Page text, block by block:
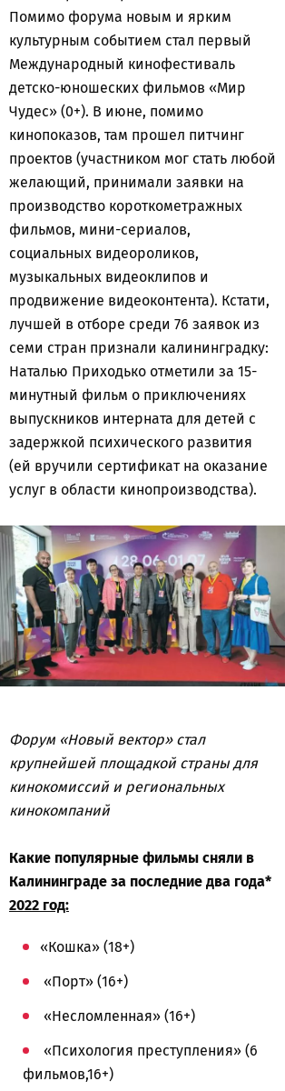
Помимо форума новым и ярким
культурным событием стал первый
Международный кинофестиваль
детско-юношеских фильмов «Мир
Чудес» (0+). В июне, помимо
кинопоказов, там прошел питчинг
проектов (участником мог стать любой
желающий, принимали заявки на
производство короткометражных
фильмов, мини-сериалов,
социальных видеороликов,
музыкальных видеоклипов и
продвижение видеоконтента). Кстати,
лучшей в отборе среди 76 заявок из
семи стран признали калининградку:
Наталью Приходько отметили за 15-
минутный фильм о приключениях
выпускников интерната для детей с
задержкой психического развития
(ей вручили сертификат на оказание
услуг в области кинопроизводства).
Форум «Новый вектор» стал
крупнейшей площадкой страны для
кинокомиссий и региональных
кинокомпаний
Какие популярные фильмы сняли в
Калининграде за последние два года*
2022 год:
«Кошка» (18+)
«Порт» (16+)
«Несломленная» (16+)
«Психология преступления» (6
фильмов,16+)